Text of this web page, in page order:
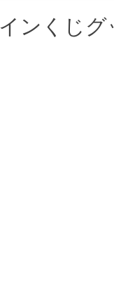
ンくじ